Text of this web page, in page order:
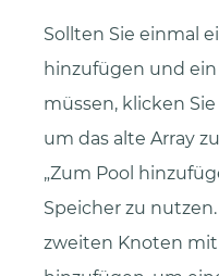
Sollten Sie einmal
hinzufügen und
müssen, klicken
um das alte Array
Zum Pool
Speicher zu
zweiten Knoten